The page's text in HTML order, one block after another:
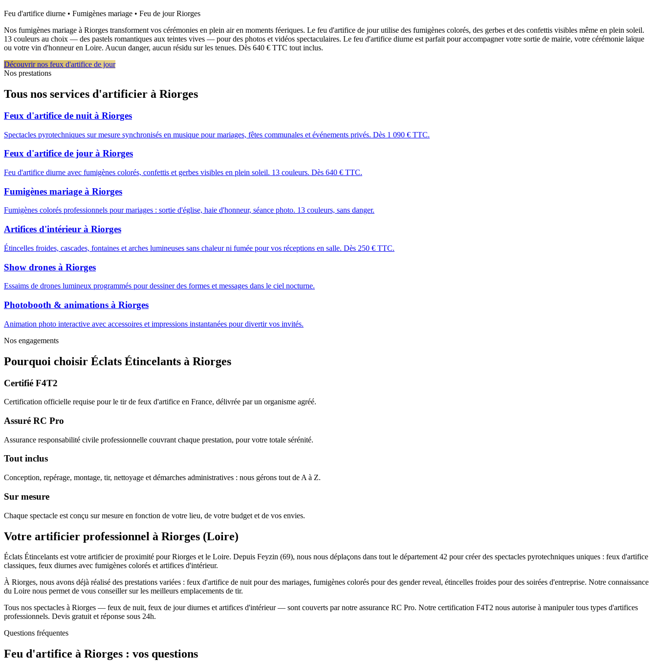
Feu d'artifice diurne • Fumigènes mariage • Feu de jourRiorges
Nos fumigènes mariage à Riorges transforment vos cérémonies en plein air en moments féeriques. Le feu d'artifice de jour utilise des fumigènes colorés, des gerbes et des confettis visibles même en plein soleil.
13 couleurs au choix — des pastels romantiques aux teintes vives — pour des photos et vidéos spectaculaires. Le feu d'artifice diurne est parfait pour accompagner votre sortie de mairie, votre cérémonie laïque
ou votre vin d'honneur en Loire. Aucun danger, aucun résidu sur les tenues. Dès 640 € TTC tout inclus.
Découvrir nos feux d'artifice de jour
Nos prestations
Tous nos services d'artificier à Riorges
Feux d'artifice de nuit à Riorges
Spectacles pyrotechniques sur mesure synchronisés en musique pour mariages, fêtes communales et événements privés. Dès 1 090 € TTC.
Feux d'artifice de jour à Riorges
Feu d'artifice diurne avec fumigènes colorés, confettis et gerbes visibles en plein soleil. 13 couleurs. Dès 640 € TTC.
Fumigènes mariage à Riorges
Fumigènes colorés professionnels pour mariages : sortie d'église, haie d'honneur, séance photo. 13 couleurs, sans danger.
Artifices d'intérieur à Riorges
Étincelles froides, cascades, fontaines et arches lumineuses sans chaleur ni fumée pour vos réceptions en salle. Dès 250 € TTC.
Show drones à Riorges
Essaims de drones lumineux programmés pour dessiner des formes et messages dans le ciel nocturne.
Photobooth & animations à Riorges
Animation photo interactive avec accessoires et impressions instantanées pour divertir vos invités.
Nos engagements
Pourquoi choisir Éclats Étincelants à Riorges
Certifié F4T2
Certification officielle requise pour le tir de feux d'artifice en France, délivrée par un organisme agréé.
Assuré RC Pro
Assurance responsabilité civile professionnelle couvrant chaque prestation, pour votre totale sérénité.
Tout inclus
Conception, repérage, montage, tir, nettoyage et démarches administratives : nous gérons tout de A à Z.
Sur mesure
Chaque spectacle est conçu sur mesure en fonction de votre lieu, de votre budget et de vos envies.
Votre artificier professionnel à Riorges (Loire)
Éclats Étincelants est votre artificier de proximité pour Riorges et le Loire. Depuis Feyzin (69), nous nous déplaçons dans tout le département 42 pour créer des spectacles pyrotechniques uniques : feux d'artifice
classiques, feux diurnes avec fumigènes colorés et artifices d'intérieur.
À Riorges, nous avons déjà réalisé des prestations variées : feux d'artifice de nuit pour des mariages, fumigènes colorés pour des gender reveal, étincelles froides pour des soirées d'entreprise. Notre connaissance
du Loire nous permet de vous conseiller sur les meilleurs emplacements de tir.
Tous nos spectacles à Riorges — feux de nuit, feux de jour diurnes et artifices d'intérieur — sont couverts par notre assurance RC Pro. Notre certification F4T2 nous autorise à manipuler tous types d'artifices
professionnels. Devis gratuit et réponse sous 24h.
Questions fréquentes
Feu d'artifice à Riorges : vos questions